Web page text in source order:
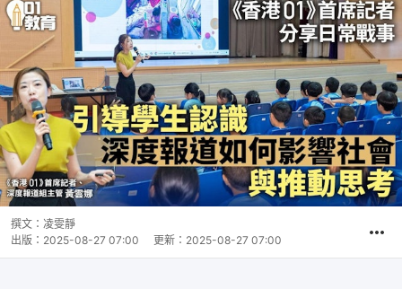
撰文： 凌雯靜
出版： 2025-08-27 07:00 更新： 2025-08-27 07:00